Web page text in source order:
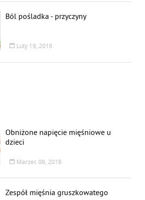
Ból pośladka - przyczyny
Luty 19, 2018
Obniżone napięcie mięśniowe u
dzieci
Marzec 08, 2018
Zespół mięśnia gruszkowatego